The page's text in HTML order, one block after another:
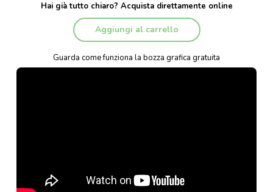
Hai già tutto chiaro? Acquista direttamente online
Aggiungi al carrello
Guarda come funziona la bozza grafica gratuita